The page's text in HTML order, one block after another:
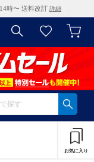
時〜 送料改訂 詳細
お気に入り